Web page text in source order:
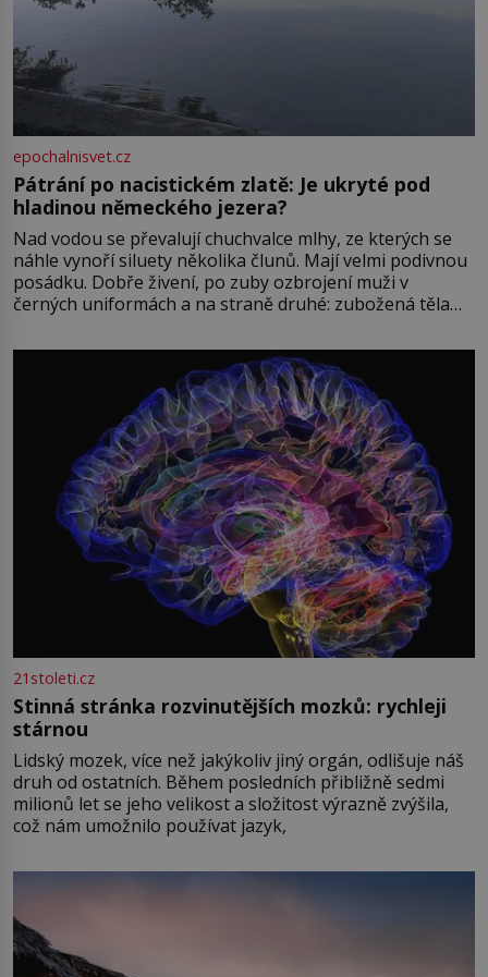
epochalnisvet.cz
Pátrání po nacistickém zlatě: Je ukryté pod
hladinou německého jezera?
Nad vodou se převalují chuchvalce mlhy, ze kterých se
náhle vynoří siluety několika člunů. Mají velmi podivnou
posádku. Dobře živení, po zuby ozbrojení muži v
černých uniformách a na straně druhé: zubožená těla
přízračná scéna znamená? Je jaro roku 1945, druhá
světová válka se chýlí ke konci. Jezero Stolpsee
21stoleti.cz
Stinná stránka rozvinutějších mozků: rychleji
stárnou
Lidský mozek, více než jakýkoliv jiný orgán, odlišuje náš
druh od ostatních. Během posledních přibližně sedmi
milionů let se jeho velikost a složitost výrazně zvýšila,
což nám umožnilo používat jazyk,